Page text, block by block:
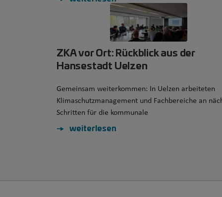
ZKA vor Ort: Rückblick aus der
Hansestadt Uelzen
Gemeinsam weiterkommen: In Uelzen arbeiteten
Klimaschutzmanagement und Fachbereiche an
Schritten für die kommunale
weiterlesen